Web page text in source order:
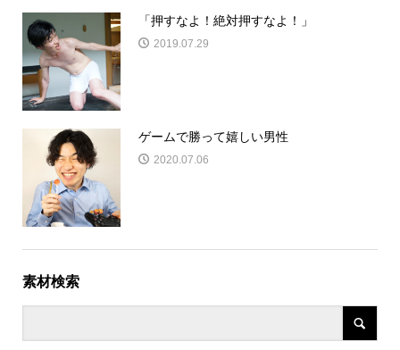
「押すなよ！絶対押すなよ！」
2019.07.29
ゲームで勝って嬉しい男性
2020.07.06
素材検索